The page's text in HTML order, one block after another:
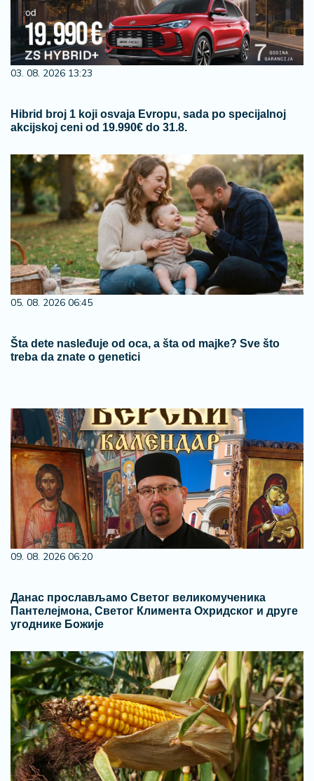
03. 08. 2026 13:23
Hibrid broj 1 koji osvaja Evropu, sada po specijalnoj
akcijskoj ceni od 19.990€ do 31.8.
05. 08. 2026 06:45
Šta dete nasleđuje od oca, a šta od majke? Sve što
treba da znate o genetici
09. 08. 2026 06:20
Данас прослављамо Светог великомученика
Пантелејмона, Светог Климента Охридског и друге
угоднике Божије